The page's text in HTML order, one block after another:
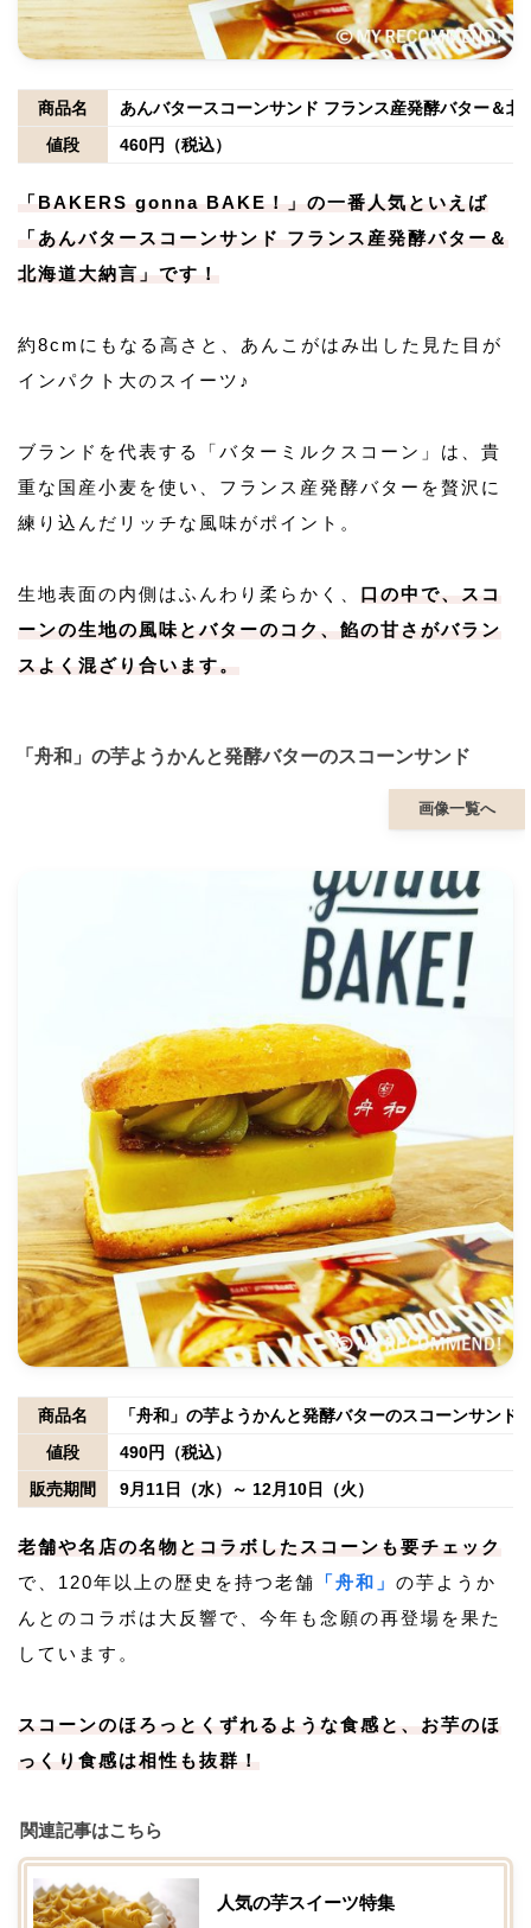
商品名
あんバタースコーンサンド フランス産発酵バター＆北
値段
460円（税込）
「BAKERS gonna BAKE！」の一番人気といえば
「あんバタースコーンサンド フランス産発酵バター＆
北海道大納言」です！
約8cmにもなる高さと、あんこがはみ出した見た目が
インパクト大のスイーツ♪
ブランドを代表する「バターミルクスコーン」は、貴
重な国産小麦を使い、フランス産発酵バターを贅沢に
練り込んだリッチな風味がポイント。
生地表面の内側はふんわり柔らかく、 口の中で、スコ
ーンの生地の風味とバターのコク、餡の甘さがバラン
スよく混ざり合います。
「舟和」の芋ようかんと発酵バターのスコーンサンド
画像一覧へ
商品名
「舟和」の芋ようかんと発酵バターのスコーンサンド
値段
490円（税込）
販売期間
9月11日（水）～ 12月10日（火）
老舗や名店の名物とコラボしたスコーンも要チェック
で、120年以上の歴史を持つ老舗
「舟和」 の芋ようか
んとのコラボは大反響で、今年も念願の再登場を果た
しています。
スコーンのほろっとくずれるような食感と、お芋のほ
っくり食感は相性も抜群！
関連記事はこちら
人気の芋スイーツ特集